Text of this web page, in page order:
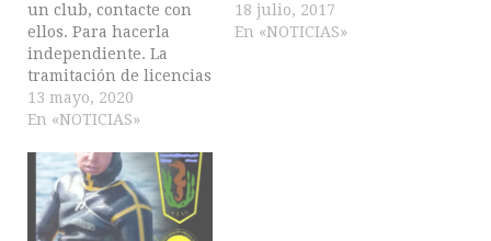
un club, contacte con
ellos. Para hacerla
independiente. La
tramitación de licencias
federativas se
efectuaran vía
siguiente forma:
*-.Enviar correo
electrónico a:
licencias@fbdas.com
13 mayo, 2020
En «NOTICIAS»
18 julio, 2017
En «NOTICIAS»